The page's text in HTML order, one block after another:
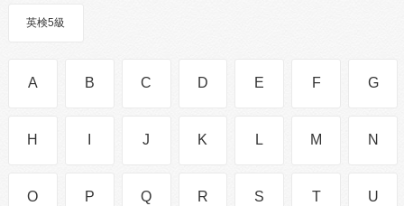
英検5級
A B C D E F G
H J K L M N
O P Q R S T U